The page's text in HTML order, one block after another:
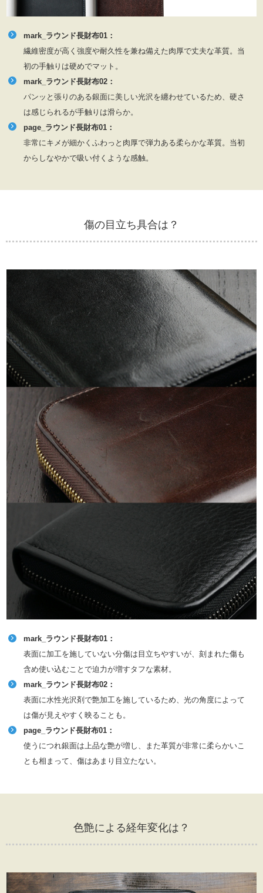
mark_ラウンド長財布01：
繊維密度が高く強度や耐久性を兼ね備えた肉厚で丈夫な革質。当
初の手触りは硬めでマット。
mark_ラウンド長財布02：
パンッと張りのある銀面に美しい光沢を纏わせているため、硬さ
は感じられるが手触りは滑らか。
page_ラウンド長財布01：
非常にキメが細かくふわっと肉厚で弾力ある柔らかな革質。当初
からしなやかで吸い付くような感触。
傷の目立ち具合は？
mark_ラウンド長財布01：
表面に加工を施していない分傷は目立ちやすいが、刻まれた傷も
含め使い込むことで迫力が増すタフな素材。
mark_ラウンド長財布02：
表面に水性光沢剤で艶加工を施しているため、光の角度によって
は傷が見えやすく映ることも。
page_ラウンド長財布01：
使うにつれ銀面は上品な艶が増し、また革質が非常に柔らかいこ
とも相まって、傷はあまり目立たない。
色艶による経年変化は？